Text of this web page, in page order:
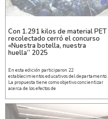
Con 1.291 kilos de material PET
recolectado cerró el concurso
«Nuestra botella, nuestra
huella” 2025
En esta edición participaron 22
establecimientos educativos del departamento.
La propuesta tiene como objetivo concientizar
acerca de los efectos de